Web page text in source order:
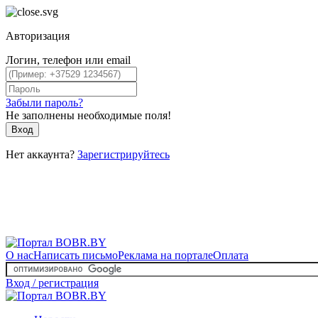
Авторизация
Логин, телефон или email
Забыли пароль?
Не заполнены необходимые поля!
Вход
Нет аккаунта? Зарегистрируйтесь
О насНаписать письмоРеклама на порталеОплата
Вход / регистрация